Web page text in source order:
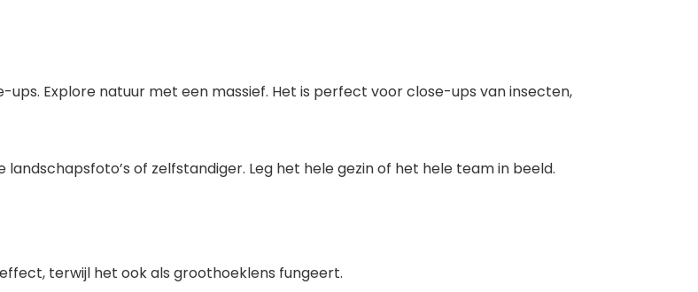
Explore natuur met een massief. Het is perfect voor close-ups van insecten,
of zelfstandiger. Leg het hele gezin of het hele team in beeld.
terwijl het ook als groothoeklens fungeert.